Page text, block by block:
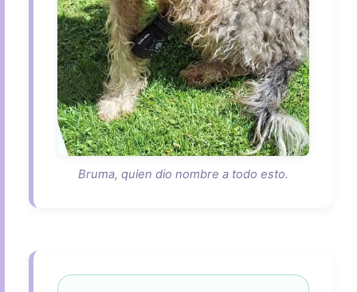
Bruma, quien dio nombre a todo esto.